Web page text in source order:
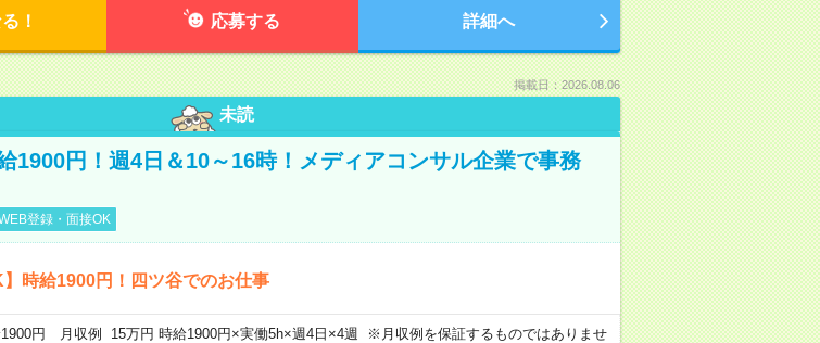
！ 応募する 詳細へ
掲載日：2026.08.06
未読
1900円！週4日＆10～16時！メディアコンサル企業で事務
登録・面接OK
】時給1900円！四ツ谷でのお仕事
円 月収例 15万円 時給1900円×実働5h×週4日×4週 ※月収例を保証するものではありませ